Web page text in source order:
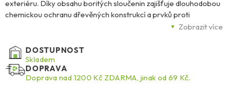
Zobrazit více
exteriéru. Díky obsahu boritých sloučenin zajišťuje dlouhodobou
chemickou ochranu dřevěných konstrukcí a prvků proti
dřevokazným houbám, plísním a hmyzu. Lze jej použít pro
jeho hořlavost. Po zaschnutí vytváří ochrannou vrstvu, která
aktivně působí proti biologickému poškození. Přípravek se před
aplikací ředí vodou a je nutné jej dobře promíchat. Ideální volba
pro preventivní i sanační ošetření dřevěných konstrukcí.
DOSTUPNOST
Skladem
DOPRAVA
Doprava nad 1200 Kč ZDARMA, jinak od 69 Kč.